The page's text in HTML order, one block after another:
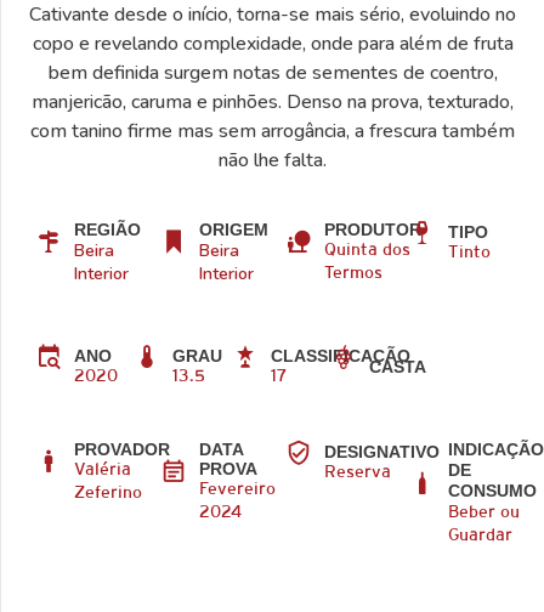
Cativante desde o início, torna-se mais sério, evoluindo no
copo e revelando complexidade, onde para além de fruta
bem definida surgem notas de sementes de coentro,
manjericão, caruma e pinhões. Denso na prova, texturado,
com tanino firme mas sem arrogância, a frescura também
não lhe falta.
REGIÃO
Beira
Interior
ORIGEM
Beira
Interior
PRODUTOR
Quinta dos
Termos
TIPO
Tinto
ANO
2020
GRAU
13.5
CLASSIFICAÇÃO
17
CASTA
PROVADOR
Valéria
Zeferino
DATA
PROVA
Fevereiro
2024
DESIGNATIVO
Reserva
INDICAÇÃO
DE
CONSUMO
Beber ou
Guardar